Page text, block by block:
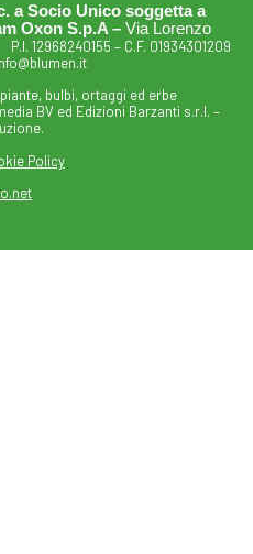
a Socio Unico soggetta a
Oxon S.p.A – Via Lorenzo
P.I. 12968240155 – C.F. 01934301209
bulbi, ortaggi ed erbe
BV ed Edizioni Barzanti s.r.l. –
Policy